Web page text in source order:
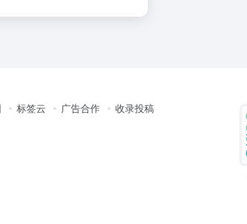
标签云 广告合作
收录投稿